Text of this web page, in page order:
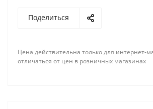
Поделиться
Цена действительна только для интернет-
отличаться от цен в розничных магазинах